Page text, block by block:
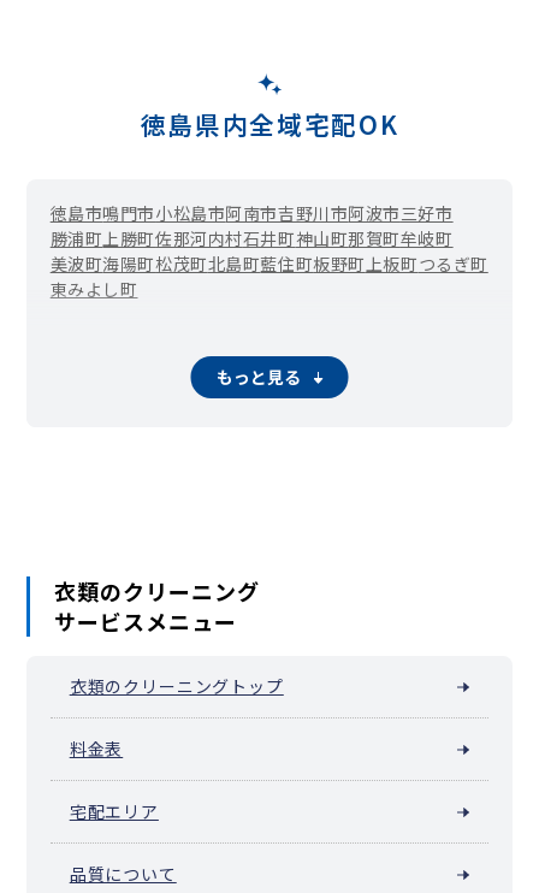
徳島県内全域宅配OK
徳島市鳴門市小松島市阿南市吉野川市阿波市三好市
勝浦町上勝町佐那河内村石井町神山町那賀町牟岐町
美波町海陽町松茂町北島町藍住町板野町上板町つるぎ町
東みよし町
もっと見る
衣類のクリーニング
サービスメニュー
衣類のクリーニングトップ
料金表
宅配エリア
品質について